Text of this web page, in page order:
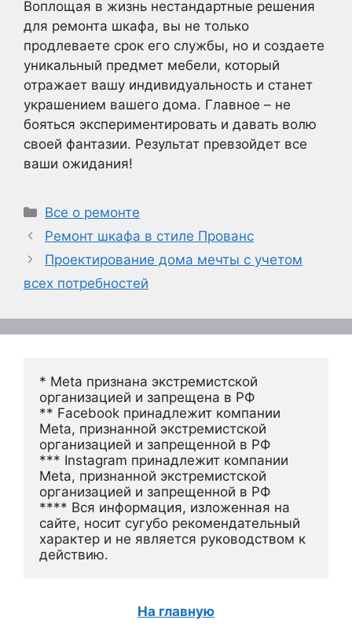
Воплощая в жизнь нестандартные решения
для ремонта шкафа, вы не только
продлеваете срок его службы, но и создаете
уникальный предмет мебели, который
отражает вашу индивидуальность и станет
украшением вашего дома. Главное – не
бояться экспериментировать и давать волю
своей фантазии. Результат превзойдет все
ваши ожидания!
Рубрики
Все о ремонте
Ремонт шкафа в стиле Прованс
Проектирование дома мечты с учетом
всех потребностей
* Meta признана экстремистской
организацией и запрещена в РФ
** Facebook принадлежит компании
Meta, признанной экстремистской
организацией и запрещенной в РФ
*** Instagram принадлежит компании
Meta, признанной экстремистской
организацией и запрещенной в РФ
**** Вся информация, изложенная на
сайте, носит сугубо рекомендательный
характер и не является руководством к
действию.
На главную